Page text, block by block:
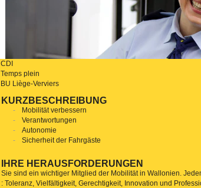
CDI
Temps plein
BU Liège-Verviers
KURZBESCHREIBUNG
Mobilität verbessern
Verantwortungen
Autonomie
Sicherheit der Fahrgäste
IHRE HERAUSFORDERUNGEN
Sie sind ein wichtiger Mitglied der Mobilität in Wallonien.
: Toleranz, Vielfältigkeit, Gerechtigkeit, Innovation und